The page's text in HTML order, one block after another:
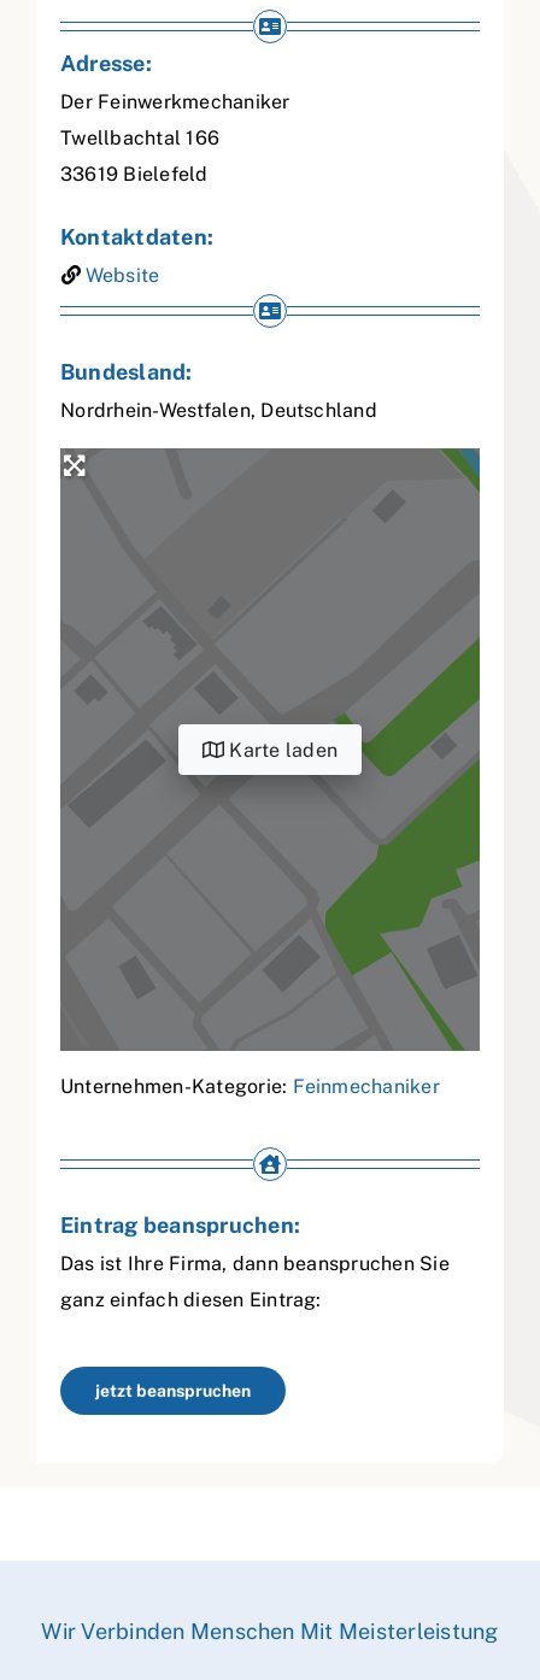
Adresse:
Der Feinwerkmechaniker
Twellbachtal 166
33619 Bielefeld
Kontaktdaten:
Website
Bundesland:
Nordrhein-Westfalen, Deutschland
Karte laden
Unternehmen-Kategorie: Feinmechaniker
Eintrag beanspruchen:
Das ist Ihre Firma, dann beanspruchen Sie
ganz einfach diesen Eintrag:
jetzt beanspruchen
Wir Verbinden Menschen Mit Meisterleistung